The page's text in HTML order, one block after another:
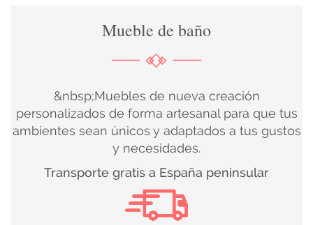
DECOBODAS
RECUPERADO
Mueble de baño
&nbsp;Muebles de nueva creación
personalizados de forma artesanal para que tus
ambientes sean únicos y adaptados a tus gustos
y necesidades.
Transporte gratis a España peninsular